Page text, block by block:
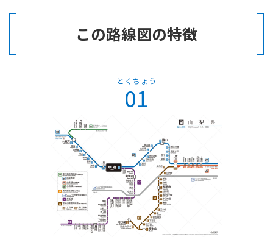
この路線図の特徴
とくちょう
01